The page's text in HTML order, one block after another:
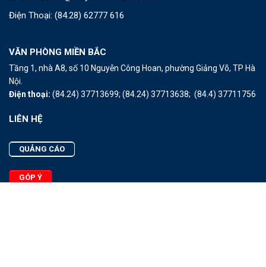
Điện Thoại: (84.28) 62777 616
VĂN PHÒNG MIỀN BẮC
Tầng 1, nhà A8, số 10 Nguyễn Công Hoan, phường Giảng Võ, TP Hà
Nội.
Điện thoại: (84.24) 37713699; (84.24) 37713638; (84.4) 37711756
LIÊN HỆ
QUẢNG CÁO
GÓP Ý